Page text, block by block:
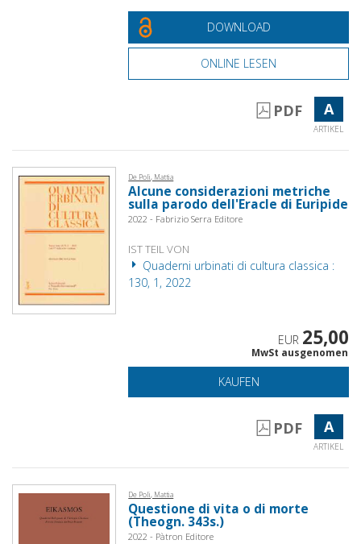
DOWNLOAD
ONLINE LESEN
PDF A
ARTIKEL
De Poli, Mattia
Alcune considerazioni metriche
sulla parodo dell'Eracle di Euripide
2022 - Fabrizio Serra Editore
IST TEIL VON
Quaderni urbinati di cultura classica :
130, 1, 2022
EUR 25,00
MwSt ausgenomen
KAUFEN
PDF A
ARTIKEL
De Poli, Mattia
Questione di vita o di morte
(Theogn. 343s.)
2022 - Pàtron Editore